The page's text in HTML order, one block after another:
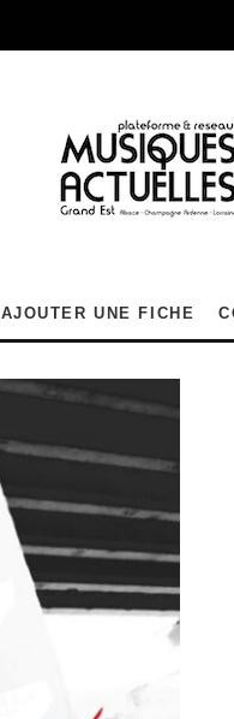
AJOUTER UNE FICHE